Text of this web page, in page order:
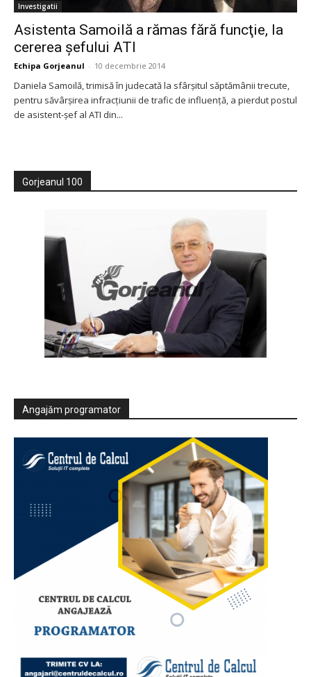
Investigatii
Asistenta Samoilă a rămas fără funcţie, la
cererea şefului ATI
Echipa Gorjeanul - 10 decembrie 2014
Daniela Samoilă, trimisă în judecată la sfârşitul săptămânii trecute,
pentru săvârşirea infracţiunii de trafic de influenţă, a pierdut postul
de asistent-şef al ATI din...
Gorjeanul 100
Angajăm programator